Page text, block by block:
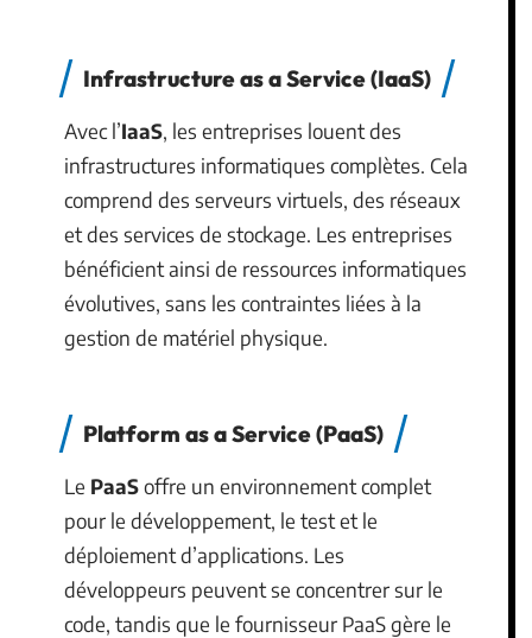
Infrastructure as a Service (IaaS)
Avec l’IaaS, les entreprises louent des
infrastructures informatiques complètes. Cela
comprend des serveurs virtuels, des réseaux
et des services de stockage. Les entreprises
bénéficient ainsi de ressources informatiques
évolutives, sans les contraintes liées à la
gestion de matériel physique.
Platform as a Service (PaaS)
Le PaaSoffre un environnement complet
pour le développement, le test et le
déploiement d’applications. Les
développeurs peuvent se concentrer sur le
code, tandis que le fournisseur PaaS gère le